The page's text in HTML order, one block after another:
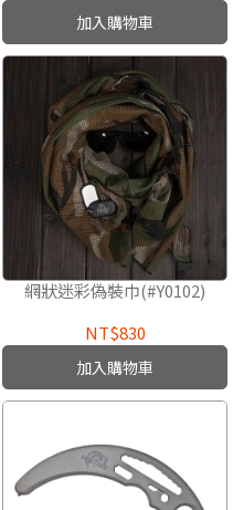
加入購物車
網狀迷彩偽裝巾(#Y0102)
NT$830
加入購物車